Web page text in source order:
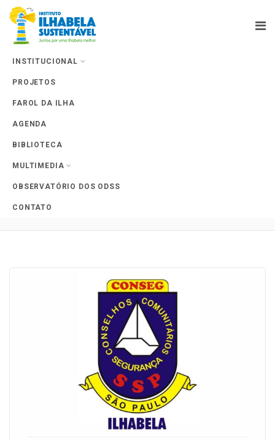
INSTITUCIONAL
PROJETOS
FAROL DA ILHA
AGENDA
BIBLIOTECA
MULTIMEDIA
OBSERVATÓRIO DOS ODSS
CONTATO
Tag Archives: Conselhos
Municipais